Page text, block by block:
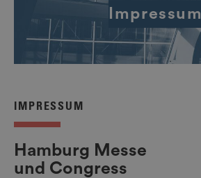
Impressum
IMPRESSUM
Hamburg Messe
und Congress